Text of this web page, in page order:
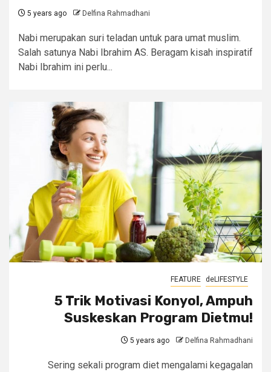
5 years ago Delfina Rahmadhani
Nabi merupakan suri teladan untuk para umat muslim.
Salah satunya Nabi Ibrahim AS. Beragam kisah inspiratif
Nabi Ibrahim ini perlu...
FEATURE deLIFESTYLE
5 Trik Motivasi Konyol, Ampuh
Suskeskan Program Dietmu!
5 years ago Delfina Rahmadhani
Sering sekali program diet mengalami kegagalan